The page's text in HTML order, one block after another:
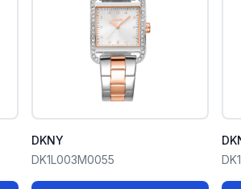
DKNY
DK1L003M0055